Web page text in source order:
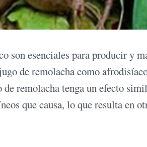
son esenciales para producir y
de remolacha como
de remolacha tenga un efecto
que causa, lo que resulta en